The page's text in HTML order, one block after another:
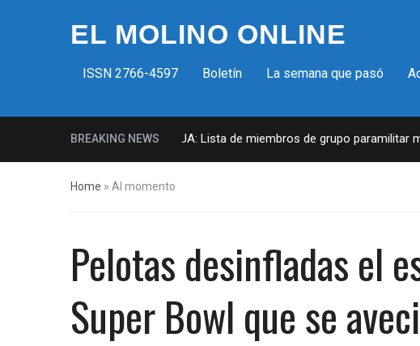
EL MOLINO ONLINE
ISSN 2766-4597 Boletín La semana que pasó
BREAKING NEWS
Milicias fascistas en EUA: Lista de miembros de grupo paramilitar
Home » Al momento
Pelotas desinfladas el
Super Bowl que se